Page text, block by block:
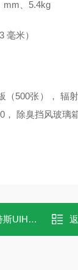
mm、5.4kg
毫米）
（500张）， 辐
除臭挡风玻璃
检查灯